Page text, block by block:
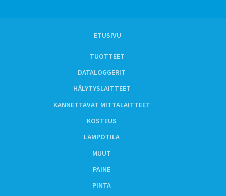
ETUSIVU
TUOTTEET
DATALOGGERIT
HÄLYTYSLAITTEET
KANNETTAVAT MITTALAITTEET
KOSTEUS
LÄMPÖTILA
MUUT
PAINE
PINTA